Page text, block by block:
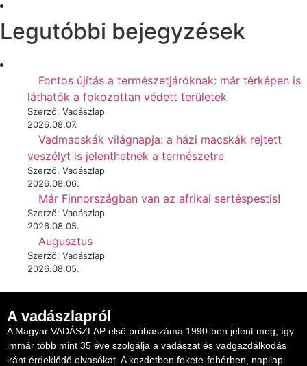
Legutóbbi bejegyzések
Fontos újítás a természetjáróknak: már térképen is
láthatók a fokozottan védett területek
Szerző: Vadászlap
2026.08.07.
Vadmacskák világnapja: a házi macskák rejtett
veszélyt is jelenthetnek a természetre
Szerző: Vadászlap
2026.08.06.
Már Finnországban van az afrikai sertéspestis!
Szerző: Vadászlap
2026.08.05.
Augusztus
Szerző: Vadászlap
2026.08.05.
A vadászlapról
A Magyar VADÁSZLAP első próbaszáma 1990-ben jelent meg, így
immár több mint 35 éve szolgálja a vadászat és vadgazdálkodás
iránt érdeklődő olvasókat. A kezdetben fekete-fehérben, napilap